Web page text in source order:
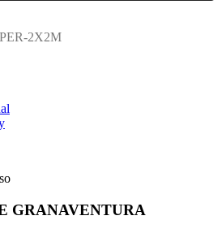
2X2M
GRANAVENTURA